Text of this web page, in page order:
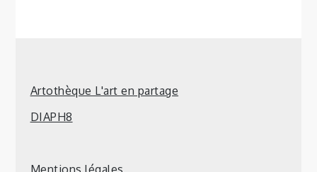
Artothèque L'art en partage
DIAPH8
Mentions légales